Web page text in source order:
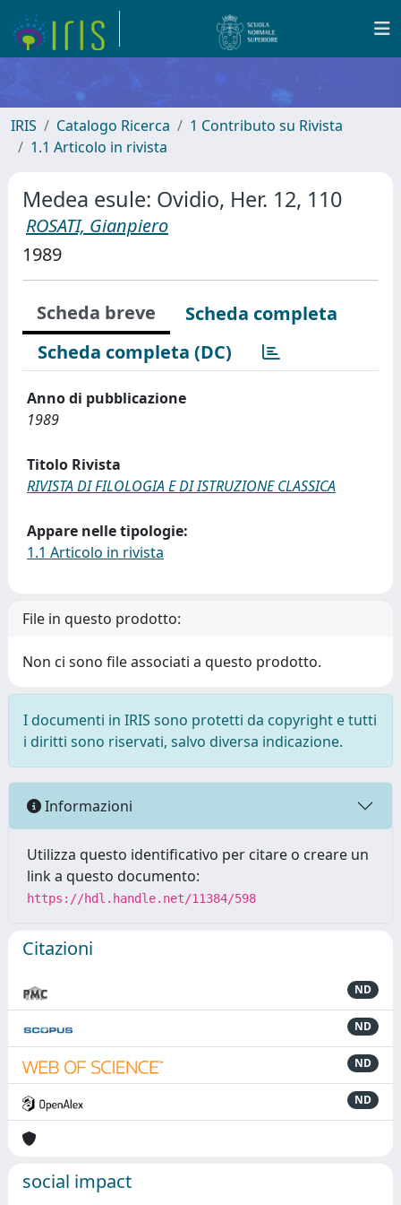
IRIS Catalogo Ricerca
1 Contributo su Rivista
1.1 Articolo in rivista
Medea esule: Ovidio, Her. 12, 110
ROSATI, Gianpiero
1989
Scheda breve
Scheda completa
Scheda completa (DC)
Anno di pubblicazione
1989
Titolo Rivista
RIVISTA DI FILOLOGIA E DI ISTRUZIONE CLASSICA
Appare nelle tipologie:
1.1 Articolo in rivista
File in questo prodotto:
Non ci sono file associati a questo prodotto.
I documenti in IRIS sono protetti da copyright e tutti
i diritti sono riservati, salvo diversa indicazione.
Informazioni
Utilizza questo identificativo per citare o creare un
link a questo documento:
https://hdl.handle.net/11384/598
Citazioni
ND
ND
ND
ND
social impact